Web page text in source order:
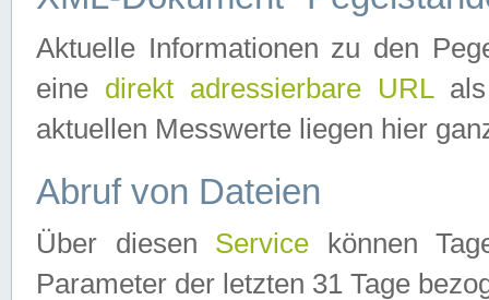
Aktuelle Informationen zu den
eine direkt adressierbare URLals
aktuellen Messwerte liegen hier
Abruf von Dateien
Über diesen Service können
Parameter der letzten 31 Tage